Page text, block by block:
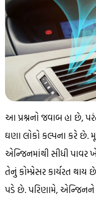
આ પ્રશ્નનો જવાબ હા છે,
ઘણા લોકો કલ્પના કરે છે.
એન્જિનમાંથી સીધી
તેનું કોમ્પ્રેસર કાર્યરત
પડે છે. પરિણામે,